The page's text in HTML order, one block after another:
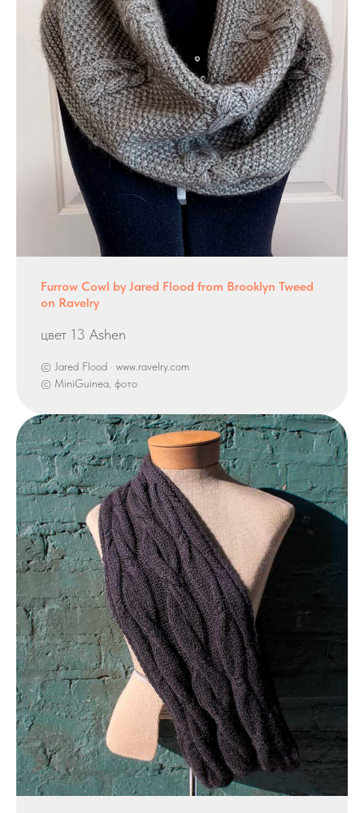
Furrow Cowl by Jared Flood from Brooklyn Tweed
on Ravelry
цвет 13 Ashen
© Jared Flood · www.ravelry.com
© MiniGuinea, фото